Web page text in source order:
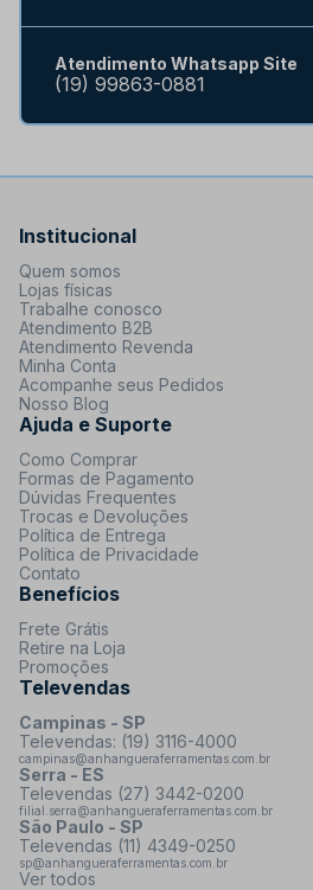
Atendimento Whatsapp Site
(19) 99863-0881
Institucional
Quem somos
Lojas físicas
Trabalhe conosco
Atendimento B2B
Atendimento Revenda
Minha Conta
Acompanhe seus Pedidos
Nosso Blog
Ajuda e Suporte
Como Comprar
Formas de Pagamento
Dúvidas Frequentes
Trocas e Devoluções
Política de Entrega
Política de Privacidade
Contato
Benefícios
Frete Grátis
Retire na Loja
Promoções
Televendas
Campinas - SP
Televendas: (19) 3116-4000
campinas@anhangueraferramentas.com.br
Serra - ES
Televendas (27) 3442-0200
filial.serra@anhangueraferramentas.com.br
São Paulo - SP
Televendas (11) 4349-0250
sp@anhangueraferramentas.com.br
Ver todos